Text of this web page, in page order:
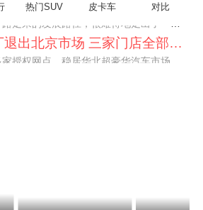
热门SUV 皮卡车 对比
阿斯顿·马丁退出北京市场 三家门店全部关闭
曾在北京坐拥多家授权网点、稳居华北超豪华汽车市场重要一席的阿斯顿·马丁，如今彻底走完了在北京新车零售的全部征程。